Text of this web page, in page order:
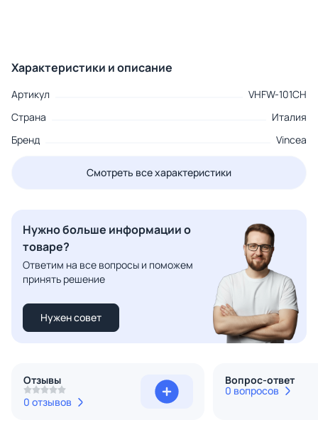
Характеристики и описание
Артикул
VHFW-101CH
Страна
Италия
Бренд
Vincea
Смотреть все характеристики
Нужно больше информации о
товаре?
Ответим на все вопросы и поможем
принять решение
Нужен совет
Отзывы
0 отзывов
Вопрос-ответ
0 вопросов